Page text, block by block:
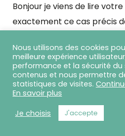
Bonjour je viens de lire
exactement ce cas précis
vous trouvé une solution
fonctionnels système
arrivé avec un virus
mon médecin interne .
Nous utilisons des cookies
meilleure expérience
performance et la sécurité du
contenus et nous permettre
statistiques de visites.
En savoir plus
Je choisis
J'accepte